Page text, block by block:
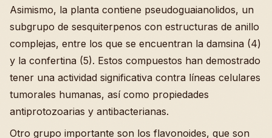
Asimismo, la planta contiene pseudoguaianolidos, un
subgrupo de sesquiterpenos con estructuras de anillo
complejas, entre los que se encuentran la damsina (4)
y la confertina (5). Estos compuestos han demostrado
tener una actividad significativa contra líneas celulares
tumorales humanas, así como propiedades
antiprotozoarias y antibacterianas.
Otro grupo importante son los flavonoides, que son